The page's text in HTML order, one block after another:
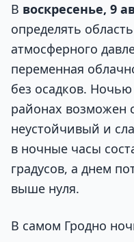
В воскресенье, 9
определять
атмосферного
переменная
без осадков.
районах возможен
неустойчивый и
в ночные часы
градусов, а днем
выше нуля.
В самом Гродно